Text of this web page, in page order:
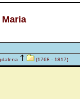
Maria
(1768 - 1817)